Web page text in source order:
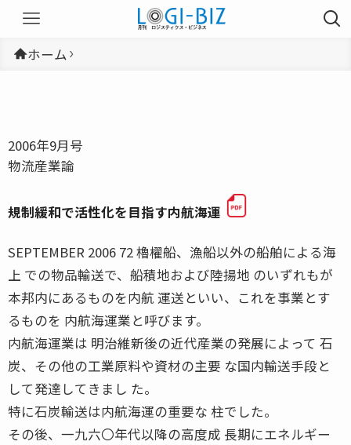
ホーム
2006年9月号
物流産業論
規制緩和で活性化を目指す内航海運
SEPTEMBER 2006 72 櫓櫂船、漁船以外の船舶による海
上 での物品輸送で、船積地および陸揚地 のいずれもが
本邦内にあるものを内航 運送といい、これを事業とす
るものを 内航海運業と呼びます。
内航海運業は 明治維新後の近代産業の発展によって 石
炭、その他の工業原料や資材の主要 な国内輸送手段と
して発達してきまし た。
特に石炭輸送は内航海運の重要な 柱でした。
その後、一九六〇年代以降の高度成 長期にエネルギー